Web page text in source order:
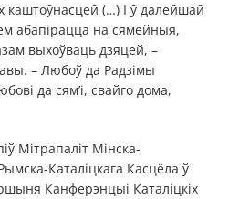
(…) І ў далейшай
абапірацца на сямейныя,
выхоўваць дзяцей, –
– Любоў да Радзімы
да сям’і, свайго дома,
Мітрапаліт Мінска-
Каталіцкага Касцёла ў
Канферэнцыі Каталіцкіх